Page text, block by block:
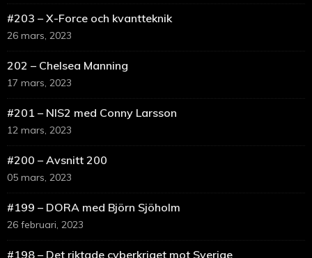
#203 – X-Force och kvantteknik
26 mars, 2023
202 – Chelsea Manning
17 mars, 2023
#201 – NIS2 med Conny Larsson
12 mars, 2023
#200 – Avsnitt 200
05 mars, 2023
#199 – DORA med Björn Sjöholm
26 februari, 2023
#198 – Det riktade cyberkriget mot Sverige